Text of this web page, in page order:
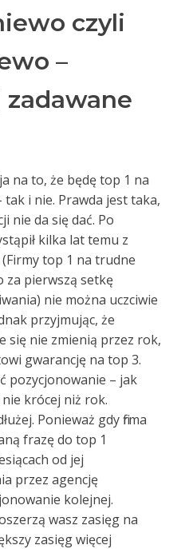
czyli
–
zadawane
na to, że będę top 1 na
i nie. Prawda jest taka,
nie da się dać. Po
kilka lat temu z
top 1 na trudne
za pierwszą setkę
nie można uczciwie
przyjmując, że
się nie zmienią przez rok,
gwarancję na top 3.
pozycjonowanie – jak
nie krócej niż rok.
Ponieważ gdy firma
frazę do top 1
od jej
przez agencję
kolejnej.
wasz zasięg na
zasięg więcej